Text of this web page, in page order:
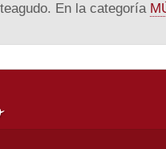
En la categoría